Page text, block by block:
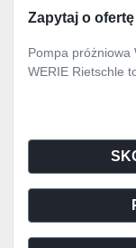
Zapytaj o ofertę
Pompa próżniowa
WERIE Rietschle